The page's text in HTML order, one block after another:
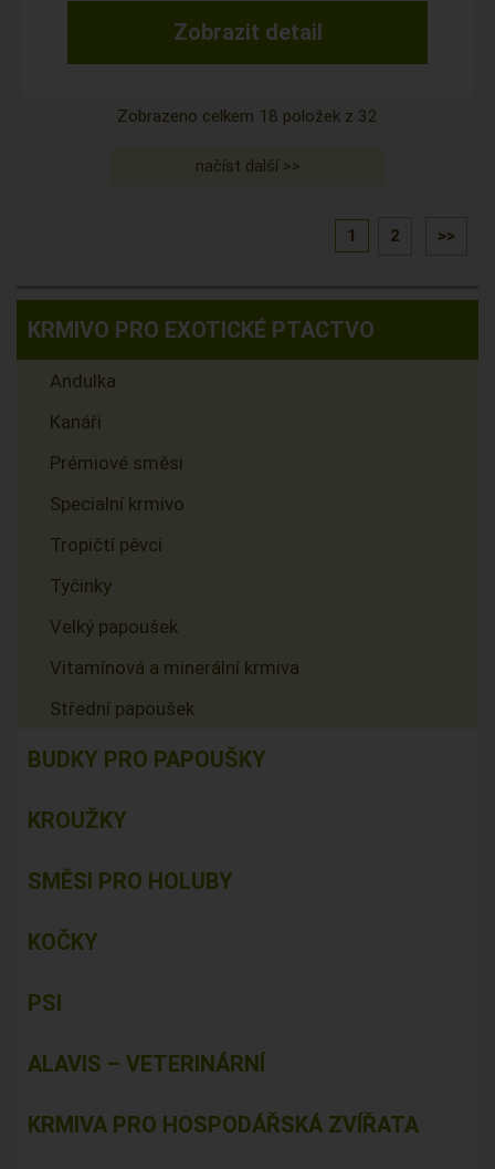
Zobrazit detail
Zobrazeno celkem 18 položek z 32
1 2 >>
KRMIVO PRO EXOTICKÉ PTACTVO
Andulka
Kanáři
Prémiové směsi
Specialní krmivo
Tropičtí pěvci
Tyčinky
Velký papoušek
Vitamínová a minerální krmiva
Střední papoušek
BUDKY PRO PAPOUŠKY
KROUŽKY
SMĚSI PRO HOLUBY
KOČKY
PSI
ALAVIS – VETERINÁRNÍ
KRMIVA PRO HOSPODÁŘSKÁ ZVÍŘATA